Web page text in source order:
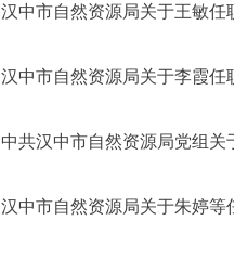
汉中市自然资源局关于王敏任
汉中市自然资源局关于李霞任
中共汉中市自然资源局党组关
汉中市自然资源局关于朱婷等